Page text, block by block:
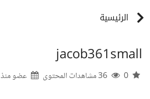
الرئيسية
jacob361small
عضو منذ